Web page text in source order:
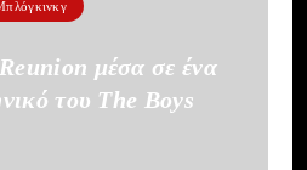
μέσα σε ένα
του The Boys